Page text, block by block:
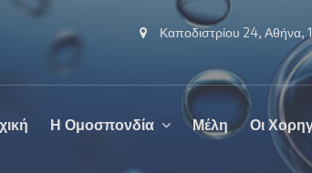
Καποδιστρίου 24, Αθήνα,
Η Ομοσπονδία Μέλη Οι